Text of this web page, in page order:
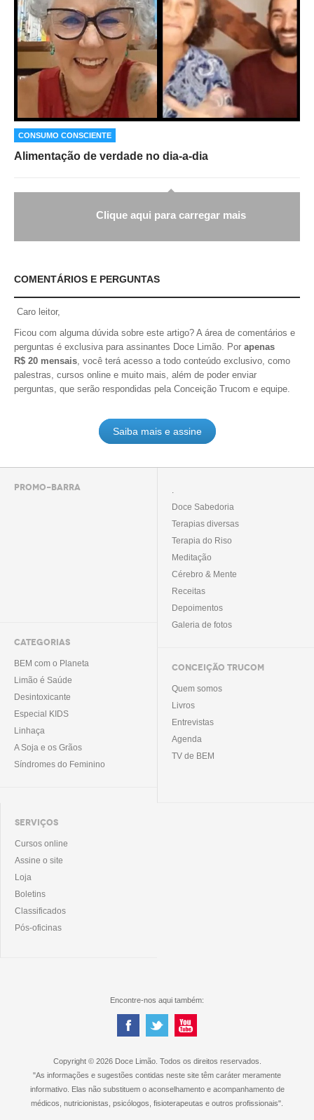
CONSUMO CONSCIENTE
Alimentação de verdade no dia-a-dia
Clique aqui para carregar mais
COMENTÁRIOS E PERGUNTAS
Caro leitor,
Ficou com alguma dúvida sobre este artigo? A área de comentários e
perguntas é exclusiva para assinantes Doce Limão. Por apenas
R$ 20 mensais, você terá acesso a todo conteúdo exclusivo, como
palestras, cursos online e muito mais, além de poder enviar
perguntas, que serão respondidas pela Conceição Trucom e equipe.
Saiba mais e assine
PROMO-BARRA
CATEGORIAS
BEM com o Planeta
Limão é Saúde
Desintoxicante
Especial KIDS
Linhaça
A Soja e os Grãos
Síndromes do Feminino
.
Doce Sabedoria
Terapias diversas
Terapia do Riso
Meditação
Cérebro & Mente
Receitas
Depoimentos
Galeria de fotos
CONCEIÇÃO TRUCOM
Quem somos
Livros
Entrevistas
Agenda
TV de BEM
SERVIÇOS
Cursos online
Assine o site
Loja
Boletins
Classificados
Pós-oficinas
Encontre-nos aqui também:
Copyright © 2026 Doce Limão. Todos os direitos reservados.
"As informações e sugestões contidas neste site têm caráter meramente
informativo. Elas não substituem o aconselhamento e acompanhamento de
médicos, nutricionistas, psicólogos, fisioterapeutas e outros profissionais".